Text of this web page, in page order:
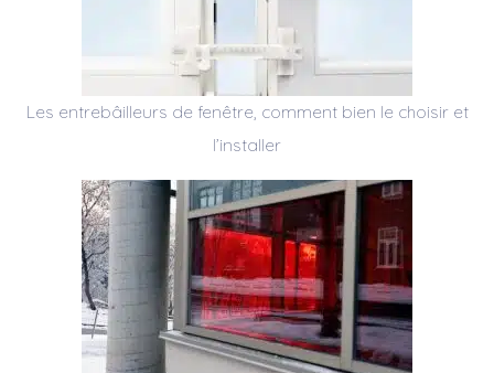
Les entrebâilleurs de fenêtre, comment bien le choisir et
l’installer